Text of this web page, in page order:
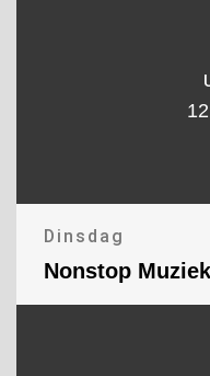
Dinsdag
Nonstop Muziek